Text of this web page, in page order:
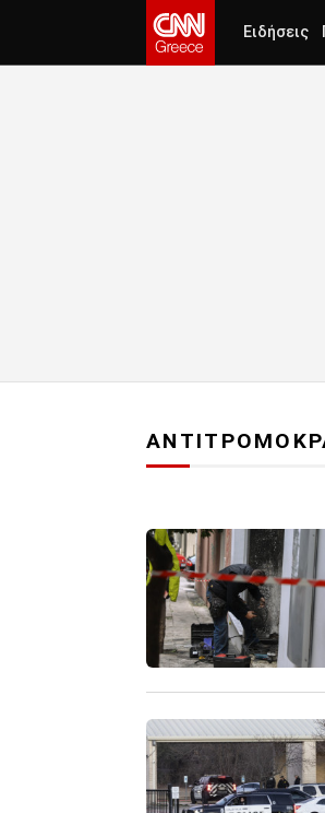
Ειδήσεις